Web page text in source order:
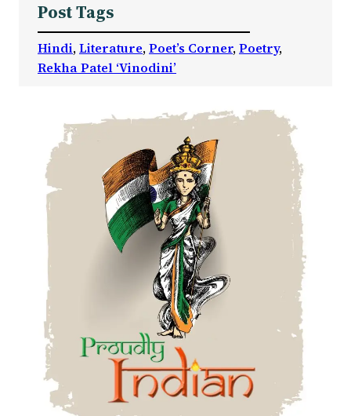
Post Tags
Hindi, Literature, Poet’s Corner, Poetry
Rekha Patel ‘Vinodini’